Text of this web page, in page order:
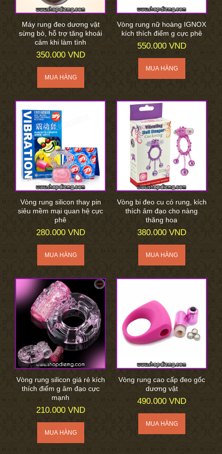
Máy rung đeo dương vật
sừng bò, hỗ trợ tăng khoái
cảm khi làm tình
350.000 VND
Vòng rung nữ hoàng IGNOX
kích thích điểm g cực phê
550.000 VND
Vòng rung silicon thay pin
siêu mềm mại quan hệ cực
phê
280.000 VND
Vòng bi đeo cu có rung, kích
thích âm đạo cho nàng
thăng hoa
380.000 VND
Vòng rung silicon giá rẻ kích
thích điểm g âm đạo cực
mạnh
210.000 VND
Vòng rung cao cấp đeo gốc
dương vật
490.000 VND